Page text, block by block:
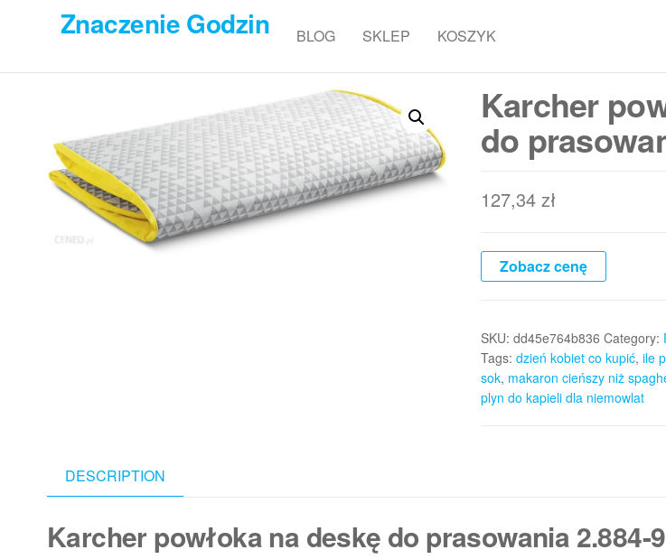
Znaczenie Godzin BLOG SKLEP KOSZYK
Karcher
do
127,34 zł
Zobacz cenę
SKU: dd45e764b836 Category:
Tags: dzień kobiet co kupić, ile
sok, makaron cieńszy niż
plyn do kapieli dla niemowlat
DESCRIPTION
Karcher powłoka na deskę do prasowania 2.884-